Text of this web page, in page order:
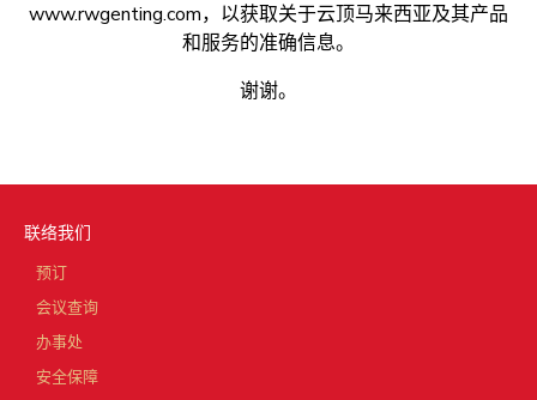
www.rwgenting.com，以获取关于云顶马来西亚及其产品
和服务的准确信息。
谢谢。
联络我们
预订
会议查询
办事处
安全保障